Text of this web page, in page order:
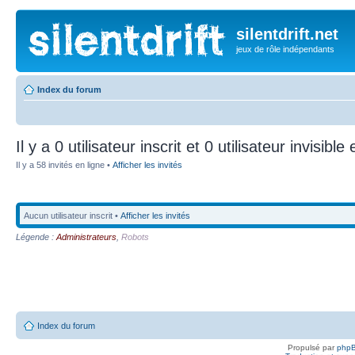
silentdrift.net
jeux de rôle indépendants
Index du forum
Il y a 0 utilisateur inscrit et 0 utilisateur invisible
Il y a 58 invités en ligne • Afficher les invités
Aucun utilisateur inscrit • Afficher les invités
Légende : Administrateurs Robots
Index du forum
Propulsé par